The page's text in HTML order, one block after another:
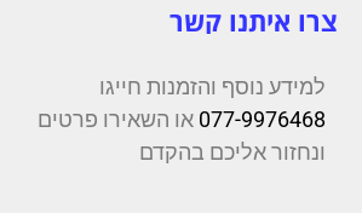
צרו איתנו קשר
למידע נוסף והזמנות חייגו
077-9976468 או השאירו פרטים
ונחזור אליכם בהקדם